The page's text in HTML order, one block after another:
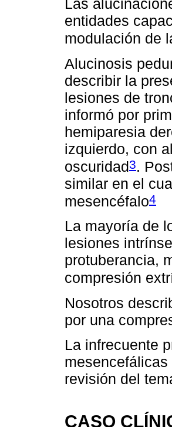
Las
entidades
modulación de
Alucinosis
describir la
lesiones de
informó por
hemiparesia
izquierdo, con
oscuridad3.
similar en el
mesencéfalo4
La mayoría de
lesiones
protuberancia,
compresión
Nosotros
por una
La infrecuente
revisión del
CASO